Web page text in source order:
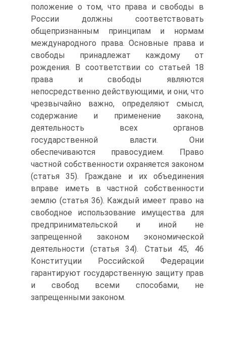
положение о том, что права и свободы в
России должны соответствовать
общепризнанным принципам и нормам
международного права. Основные права и
свободы принадлежат каждому от
рождения. В соответствии со статьей 18
права и свободы являются
непосредственно действующими, и они, что
чрезвычайно важно, определяют смысл,
содержание и применение закона,
деятельность всех органов
государственной власти. Они
обеспечиваются правосудием. Право
частной собственности охраняется законом
(статья 35). Граждане и их объединения
вправе иметь в частной собственности
землю (статья 36). Каждый имеет право на
свободное использование имущества для
предпринимательской и иной не
запрещенной законом экономической
деятельности (статья 34). Статьи 45, 46
Конституции Российской Федерации
гарантируют государственную защиту прав
и свобод всеми способами, не
запрещенными законом.